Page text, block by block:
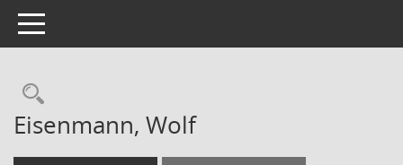
Toggle navigation
Rechercheauswahl
Eisenmann, Wolf